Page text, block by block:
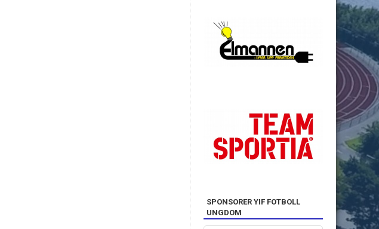
SPONSORER YIF FOTBOLL
UNGDOM